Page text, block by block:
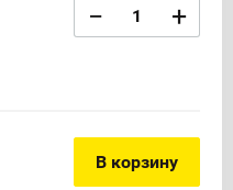
− +
В корзину